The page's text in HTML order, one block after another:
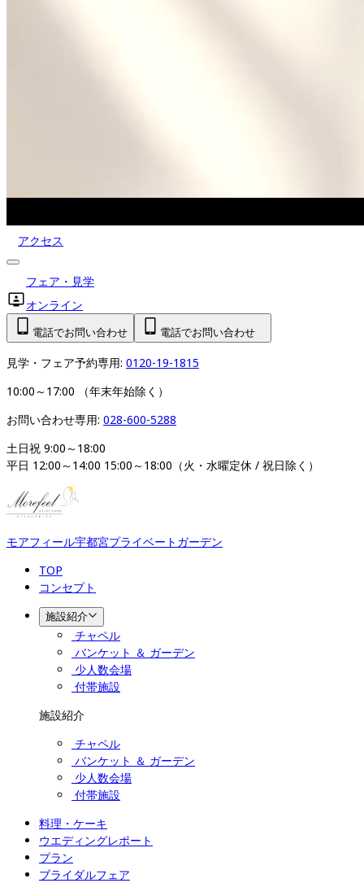
アクセス
フェア・見学
オンライン
電話でお問い合わせ 電話でお問い合わせ
見学・フェア予約専用: 0120-19-1815
10:00～17:00 （年末年始除く）
お問い合わせ専用: 028-600-5288
土日祝 9:00～18:00
平日 12:00～14:00 15:00～18:00（火・水曜定休 / 祝日除く）
モアフィール宇都宮プライベートガーデン
TOP
コンセプト
施設紹介
チャペル
バンケット ＆ ガーデン
少人数会場
付帯施設
施設紹介
チャペル
バンケット ＆ ガーデン
少人数会場
付帯施設
料理・ケーキ
ウエディングレポート
プラン
ブライダルフェア